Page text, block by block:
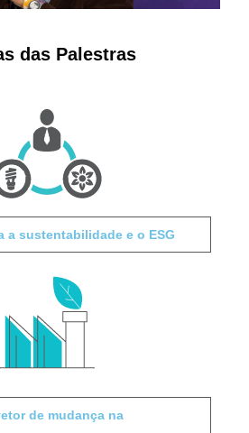
das Palestras
a sustentabilidade e o ESG
de mudança na